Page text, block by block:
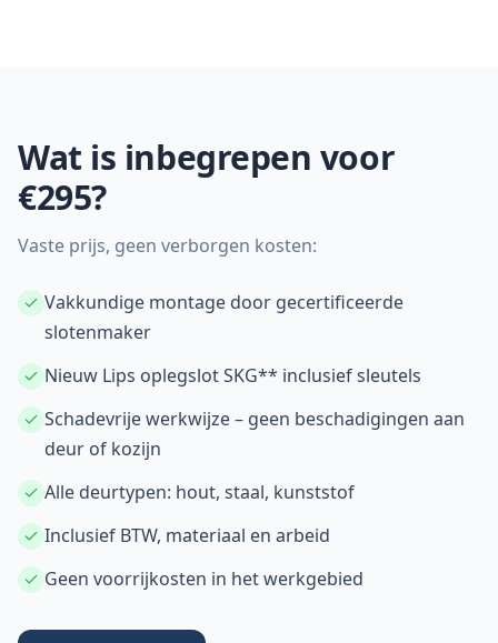
Wat is inbegrepen voor
€295?
Vaste prijs, geen verborgen kosten:
Vakkundige montage door gecertificeerde
slotenmaker
Nieuw Lips oplegslot SKG** inclusief sleutels
Schadevrije werkwijze – geen beschadigingen aan
deur of kozijn
Alle deurtypen: hout, staal, kunststof
Inclusief BTW, materiaal en arbeid
Geen voorrijkosten in het werkgebied